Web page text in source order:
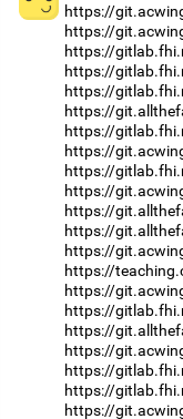
https://
https://
https://
https://
https://
https://
https://
https://
https://
https://
https://
https://
https://
https://
https://
https://
https://
https://
https://
https://
https://